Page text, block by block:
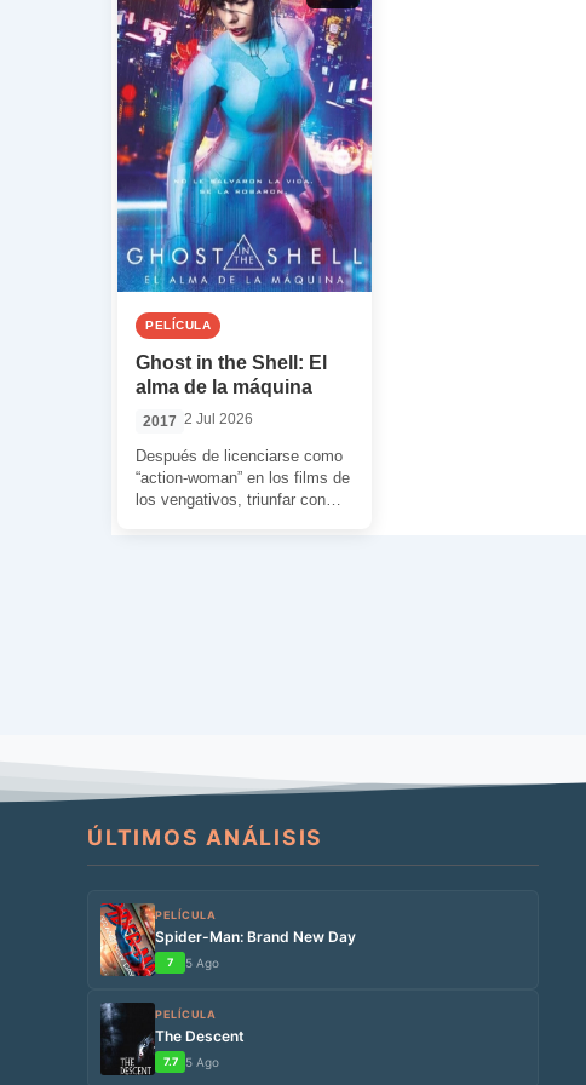
PELÍCULA
Ghost in the Shell: El
alma de la máquina
2017 2 Jul 2026
Después de licenciarse como
“action-woman” en los films de
los vengativos, triunfar con
ÚLTIMOS ANÁLISIS
PELÍCULA
Spider-Man: Brand New Day
7 5 Ago
PELÍCULA
The Descent
7.7 5 Ago